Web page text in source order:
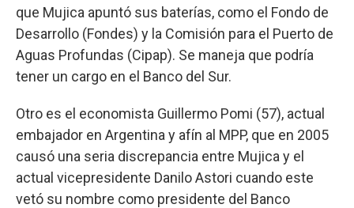
que Mujica apuntó sus baterías, como el Fondo de
Desarrollo (Fondes) y la Comisión para el Puerto de
Aguas Profundas (Cipap). Se maneja que podría
tener un cargo en el Banco del Sur.
Otro es el economista Guillermo Pomi (57), actual
embajador en Argentina y afín al MPP, que en 2005
causó una seria discrepancia entre Mujica y el
actual vicepresidente Danilo Astori cuando este
vetó su nombre como presidente del Banco